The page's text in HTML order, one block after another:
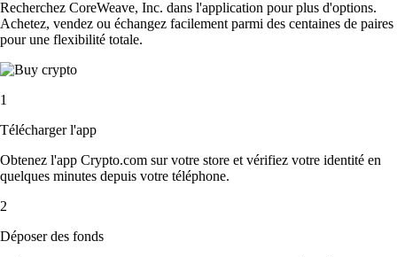
Recherchez CoreWeave, Inc. dans l'application pour plus d'options.
Achetez, vendez ou échangez facilement parmi des centaines de paires
pour une flexibilité totale.
1
Télécharger l'app
Obtenez l'app Crypto.com sur votre store et vérifiez votre identité en
quelques minutes depuis votre téléphone.
2
Déposer des fonds